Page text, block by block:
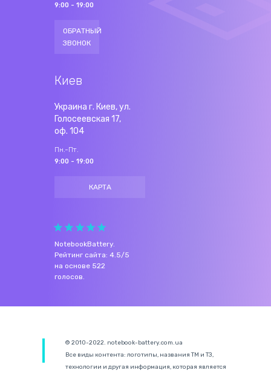
9:00 - 19:00
ОБРАТНЫЙ
ЗВОНОК
Киев
Украина г. Киев, ул.
Голосеевская 17,
оф. 104
Пн.-Пт.
9:00 - 19:00
КАРТА
NotebookBattery.
Рейтинг сайта: 4.5/5
на основе 522
голосов.
© 2010-2022. notebook-battery.com.ua
Все виды контента: логотипы, названия ТМ и ТЗ,
технологии и другая информация, которая является